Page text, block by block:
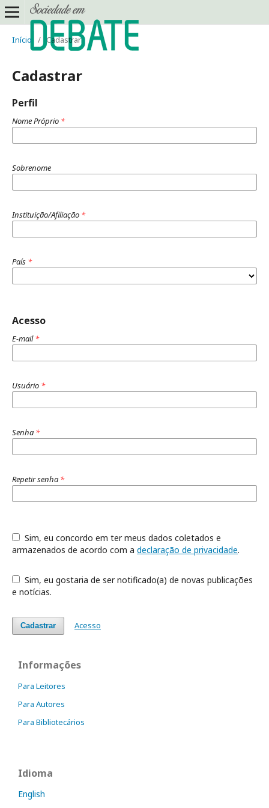
Início / Cadastrar
Cadastrar
Perfil
Nome Próprio *
Sobrenome
Instituição/Afiliação *
País *
Acesso
E-mail*
Usuário *
Senha *
Repetir senha *
armazenados de acordo com a declaração de privacidade.
e notícias.
Cadastrar Acesso
Informações
Para Leitores
Para Autores
Para Bibliotecários
Idioma
English